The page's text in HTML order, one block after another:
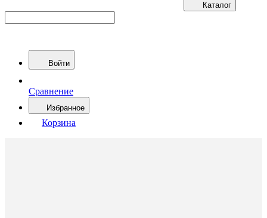
Каталог
Войти
Сравнение
Избранное
Корзина